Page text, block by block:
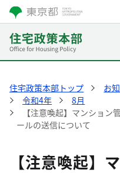
住宅政策本部トップ お
令和4年
8月
【注意喚起】マンション
ールの送信について
【注意喚起】